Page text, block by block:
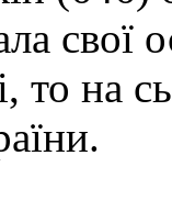
свої
то на